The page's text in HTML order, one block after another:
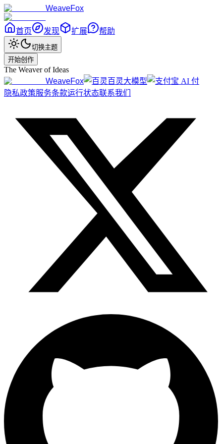
WeaveFox
首页 发现 扩展 帮助
切换主题
开始创作
The Weaver of Ideas
WeaveFox
百灵大模型
隐私政策服务条款运行状态联系我们